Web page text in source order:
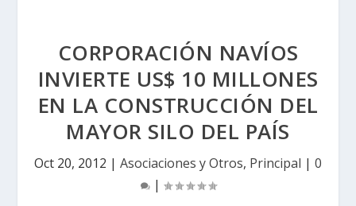
CORPORACIÓN NAVÍOS
INVIERTE US$ 10 MILLONES
EN LA CONSTRUCCIÓN DEL
MAYOR SILO DEL PAÍS
Oct 20, 2012 | Asociaciones y Otros, Principal | 0
|